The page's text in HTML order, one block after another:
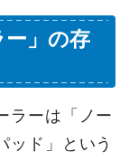
ー」の存
ラーは「ノー
ッド」という